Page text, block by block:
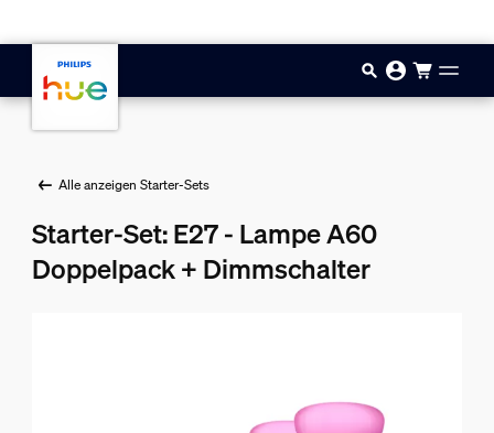
Alle anzeigen Starter-Sets
Starter-Set: E27 - Lampe A60
Doppelpack + Dimmschalter